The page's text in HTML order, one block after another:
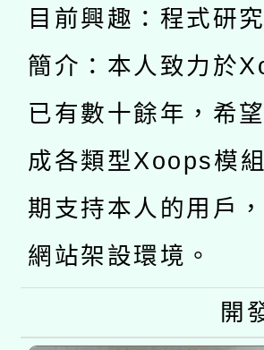
pilot」
有關大陸委
薪期間赴陸
業技術研究
用水績優單
動」
開 智慧啟航」
2026年桃園
目前興趣：程式研
簡介：本人致力於
已有數十餘年，希
成各類型Xoops模
期支持本人的用戶
網站架設環境。
開